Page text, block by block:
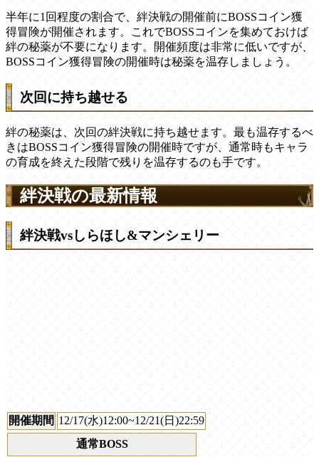
半年に1回程度の割合で、絆決戦の開催前にBOSSコイン獲
得冒険が開催されます。これでBOSSコインを集めておけば
絆の秘薬が不要になります。開催頻度は非常に低いですが、
BOSSコイン獲得冒険の開催時は秘薬を温存しましょう。
次回に持ち越せる
絆の秘薬は、次回の絆決戦に持ち越せます。最も温存するべ
きはBOSSコイン獲得冒険の開催時ですが、通常時もキャラ
の育成を終えた段階で残りを温存するのも手です。
絆決戦の最新情報
絆決戦vsしらほし&マンシェリー
開催期間 12/17(水)12:00~12/21(日)22:59
通常BOSS